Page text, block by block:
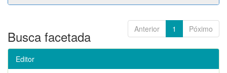
Anterior 1 Póximo
Busca facetada
Editor